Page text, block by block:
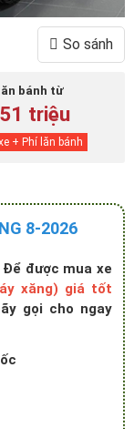
So sánh
bánh từ
triệu
+ Phí lăn bánh
8-2026
được mua xe
xăng) giá tốt
gọi cho ngay